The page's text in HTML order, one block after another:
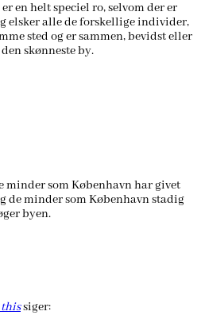
en helt speciel ro, selvom der er
elsker alle de forskellige individer,
sted og er sammen, bevidst eller
skønneste by.
minder som København har givet
de minder som København stadig
byen.
siger: